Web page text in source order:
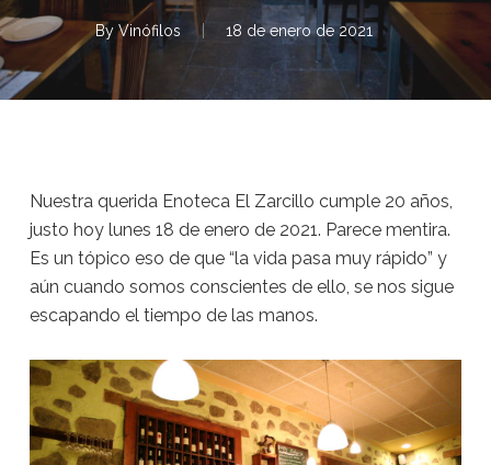
By Vinófilos 18 de enero de 2021
Nuestra querida Enoteca El Zarcillo cumple 20 años,
justo hoy lunes 18 de enero de 2021. Parece mentira.
Es un tópico eso de que “la vida pasa muy rápido” y
aún cuando somos conscientes de ello, se nos sigue
escapando el tiempo de las manos.